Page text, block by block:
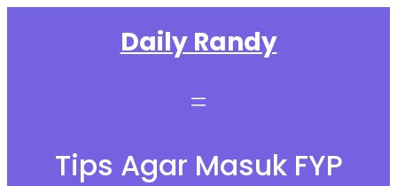
Daily Randy
Tips Agar Masuk FYP